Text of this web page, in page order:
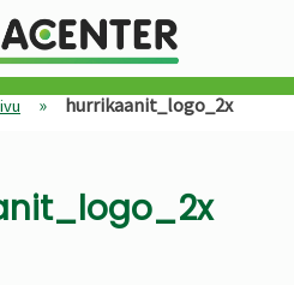
» hurrikaanit_logo_2x